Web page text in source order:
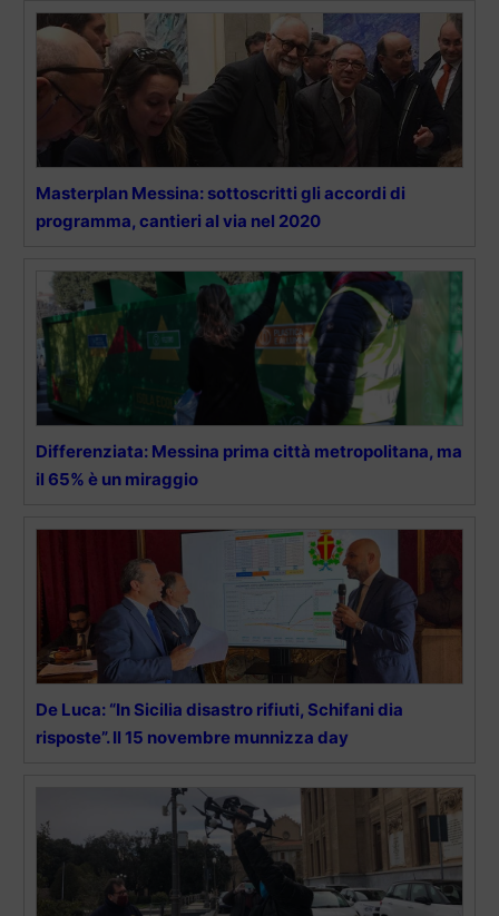
Masterplan Messina: sottoscritti gli accordi di
programma, cantieri al via nel 2020
Differenziata: Messina prima città metropolitana, ma
il 65% è un miraggio
De Luca: “In Sicilia disastro rifiuti, Schifani dia
risposte”. Il 15 novembre munnizza day